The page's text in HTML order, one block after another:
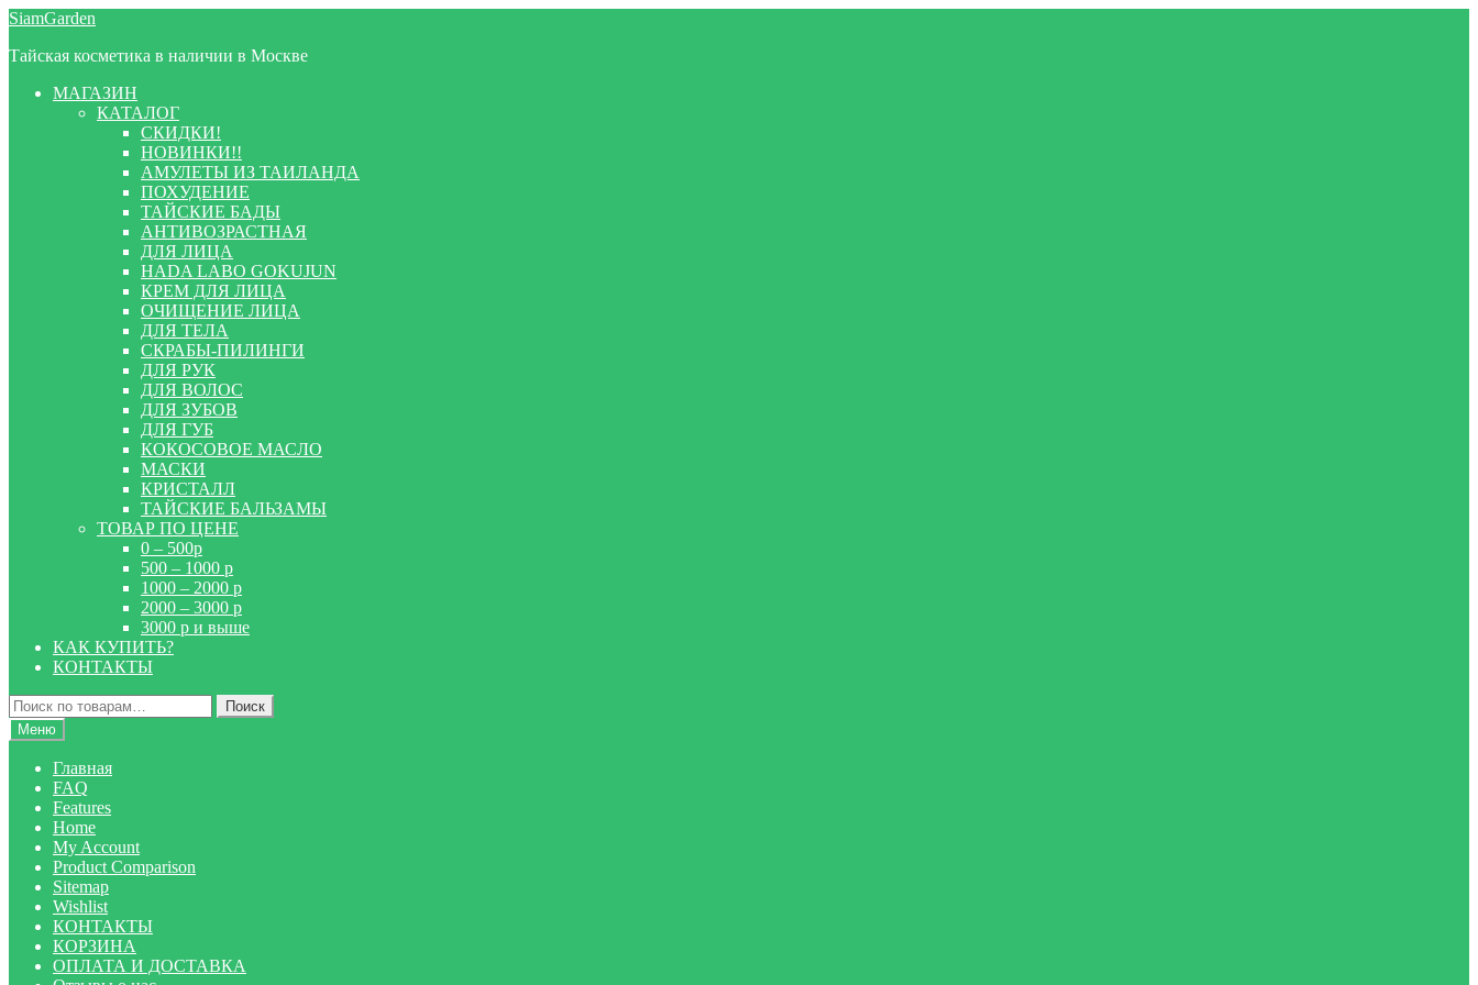
Перейти
навигации
Перейти
содержимому
SiamGarden
Тайская косметика в наличии в Москве
МАГАЗИН
КАТАЛОГ
СКИДКИ!
НОВИНКИ!!
АМУЛЕТЫ ИЗ ТАИЛАНДА
ПОХУДЕНИЕ
ТАЙСКИЕ БАДЫ
АНТИВОЗРАСТНАЯ
ДЛЯ ЛИЦА
HADA LABO GOKUJUN
КРЕМ ДЛЯ ЛИЦА
ОЧИЩЕНИЕ ЛИЦА
ДЛЯ ТЕЛА
СКРАБЫ-ПИЛИНГИ
ДЛЯ РУК
ДЛЯ ВОЛОС
ДЛЯ ЗУБОВ
ДЛЯ ГУБ
КОКОСОВОЕ МАСЛО
МАСКИ
КРИСТАЛЛ
ТАЙСКИЕ БАЛЬЗАМЫ
ТОВАР ПО ЦЕНЕ
0 – 500р
500 – 1000 р
1000 – 2000 р
2000 – 3000 р
3000 р и выше
КАК КУПИТЬ?
КОНТАКТЫ
Искать:
Поиск
Меню
Главная
FAQ
Features
Home
My Account
Product Comparison
Sitemap
Wishlist
КОНТАКТЫ
КОРЗИНА
ОПЛАТА И ДОСТАВКА